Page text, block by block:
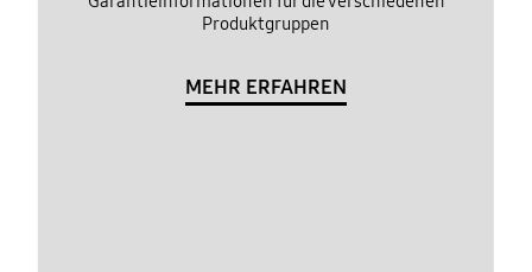
Produktgruppen
MEHR ERFAHREN